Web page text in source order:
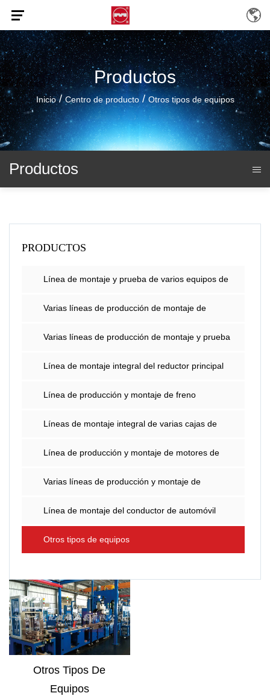
Productos
Inicio/Centro de producto/Otros tipos de equipos
Productos
PRODUCTOS
Línea de montaje y prueba de varios equipos de
dirección del automóvil
Varias líneas de producción de montaje de
motores de automóviles
Varias líneas de producción de montaje y prueba
de ejes de automóviles
Línea de montaje integral del reductor principal
Línea de producción y montaje de freno
(abrazadera) y bomba de freno
Líneas de montaje integral de varias cajas de
cambios de automóviles.
Línea de producción y montaje de motores de
automóviles
Varias líneas de producción y montaje de
automóviles OBJI IBJ
Línea de montaje del conductor de automóvil
Otros tipos de equipos
Otros Tipos De
Equipos